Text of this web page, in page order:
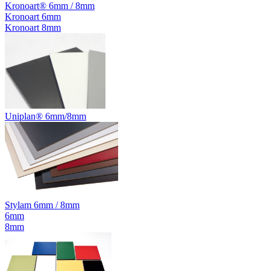
Kronoart® 6mm / 8mm
Kronoart 6mm
Kronoart 8mm
Uniplan® 6mm/8mm
Stylam 6mm / 8mm
6mm
8mm